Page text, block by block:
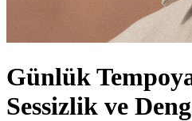
Günlük
Sessizlik ve